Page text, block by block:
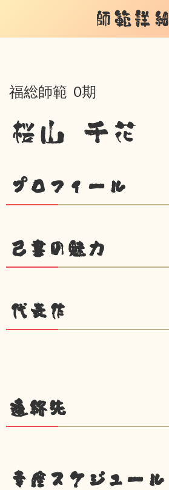
師範詳細
福総師範 0期
桜山 千花
プロフィール
己書の魅力
代表作
連絡先
幸座スケジュール